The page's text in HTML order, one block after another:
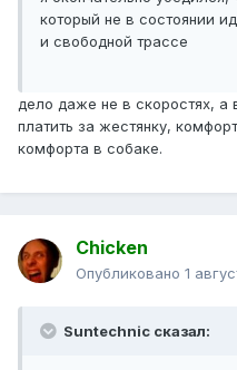
который не в состоянии
и свободной трассе
дело даже не в скоростях,
платить за жестянку,
комфорта в собаке.
Chicken
Опубликовано 1
Suntechnic сказал: